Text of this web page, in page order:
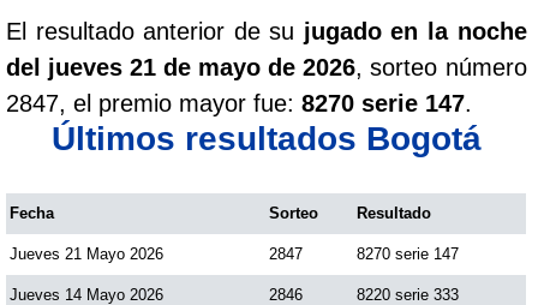
El resultado anterior de su jugado en la noche
del jueves 21 de mayo de 2026, sorteo número
2847, el premio mayor fue: 8270 serie 147.
Últimos resultados Bogotá
Fecha Sorteo Resultado
Jueves 21 Mayo 2026 2847 8270 serie 147
Jueves 14 Mayo 2026 2846 8220 serie 333